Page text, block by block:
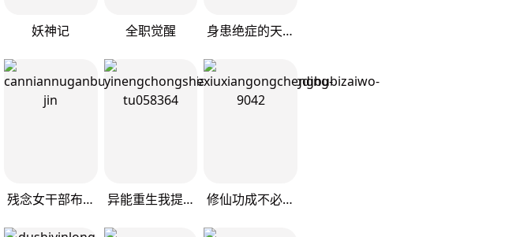
妖神记 全职觉醒 身患绝症的天才黑暗骑士
残念女干部布莱克婕芮菈小姐 异能重生我提前登顶 修仙功成不必在我